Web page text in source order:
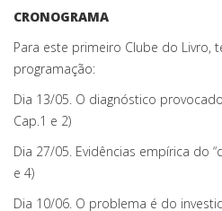
CRONOGRAMA
Para este primeiro Clube do Livro,
programação:
Dia 13/05. O diagnóstico
Cap.1 e 2)
Dia 27/05. Evidências empírica do
e 4)
Dia 10/06. O problema é do